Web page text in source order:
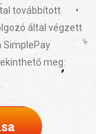
továbbított
által végzett
SimplePay
meg: